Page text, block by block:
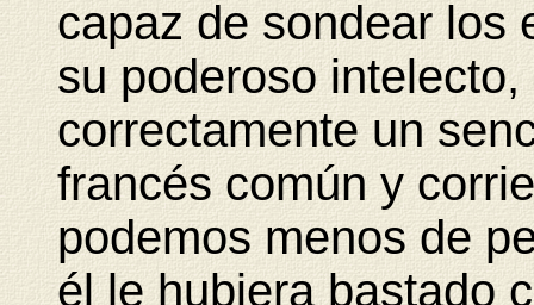
capaz de sondear los
su poderoso
correctamente un
francés común y
podemos menos de
él le hubiera bastado